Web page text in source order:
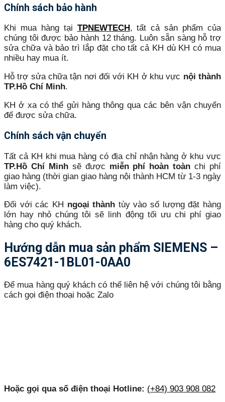
Chính sách bảo hành
Khi mua hàng tại TPNEWTECH , tất cả sản phẩm của
chúng tôi được bảo hành 12 tháng. Luôn sẵn sàng hỗ trợ
sửa chữa và bảo trì lắp đặt cho tất cả KH dù KH có mua
nhiều hay mua ít.
Hỗ trợ sửa chữa tận nơi đối với KH ở khu vực nội thành
TP.Hồ Chí Minh.
KH ở xa có thể gửi hàng thông qua các bên vận chuyển
để được sửa chữa.
Chính sách vận chuyển
Tất cả KH khi mua hàng có địa chỉ nhận hàng ở khu vực
TP.Hồ Chí Minhsẽ được miễn phí hoàn toànchi phí
giao hàng (thời gian giao hàng nội thành HCM từ 1-3 ngày
làm việc).
Đối với các KH ngoại thành tùy vào số lượng đặt hàng
lớn hay nhỏ chúng tôi sẽ linh động tối ưu chi phí giao
hàng cho quý khách.
Hướng dẫn mua sản phẩm SIEMENS –
6ES7421-1BL01-0AA0
Để mua hàng quý khách có thể liên hệ với chúng tôi bằng
cách gọi điện thoại hoặc Zalo
Hoặc gọi qua số điện thoại Hotline: (+84) 903 908 082